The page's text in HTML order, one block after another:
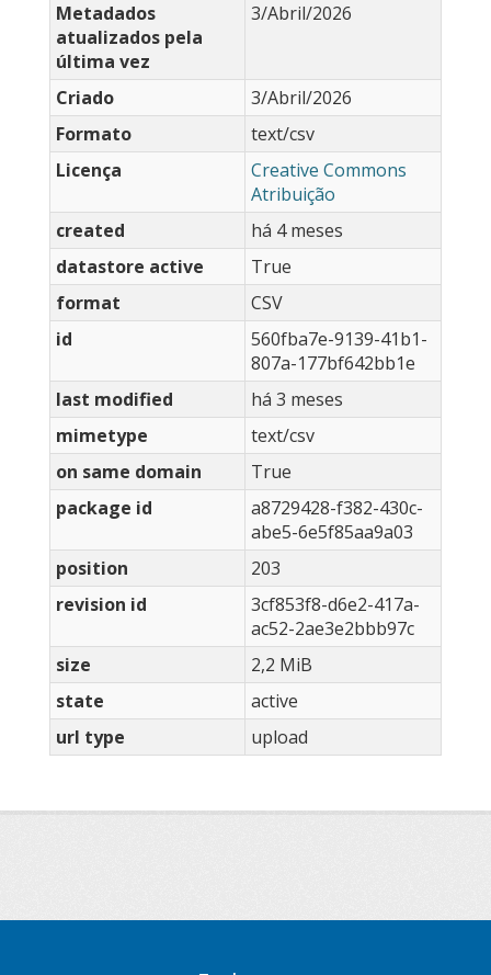
Metadados
atualizados pela
última vez
3/Abril/2026
Criado
3/Abril/2026
Formato
text/csv
Licença
Creative Commons
Atribuição
created
há 4 meses
datastore active
True
format
CSV
id
560fba7e-9139-41b1-
807a-177bf642bb1e
last modified
há 3 meses
mimetype
text/csv
on same domain
True
package id
a8729428-f382-430c-
abe5-6e5f85aa9a03
position
203
revision id
3cf853f8-d6e2-417a-
ac52-2ae3e2bbb97c
size
2,2 MiB
state
active
url type
upload